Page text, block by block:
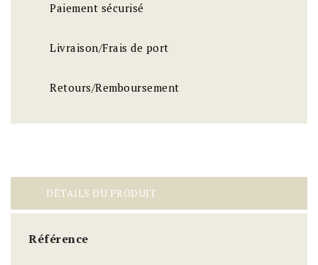
Paiement sécurisé
Livraison/Frais de port
Retours/Remboursement
DÉTAILS DU PRODUIT
Référence